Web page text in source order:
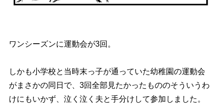
ワンシーズンに運動会が3回。
しかも小学校と当時末っ子が通っていた幼稚園の運動会
がまさかの同日で、3回全部見たかったもののそういうわ
けにもいかず、泣く泣く夫と手分けして参加しました。